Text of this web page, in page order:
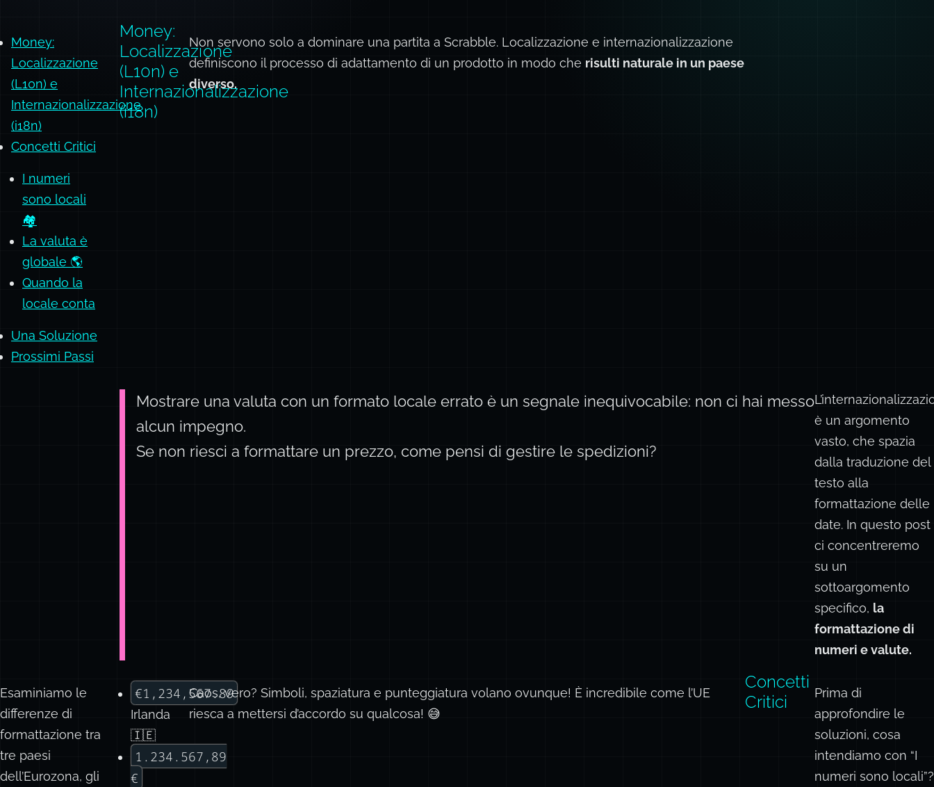
Money:
Localizzazione
(L10n) e
Internazionalizzazione
(i18n)
Concetti Critici
I numeri
sono locali
🏘️
La valuta è
globale 🌎
Quando la
locale conta
Una Soluzione
Prossimi Passi
Money:
Localizzazione
(L10n) e
Internazionalizzazione
(i18n)
Non servono solo a dominare una partita a Scrabble. Localizzazione e internazionalizzazione
definiscono il processo di adattamento di un prodotto in modo che risulti naturale in un paese
diverso.
Mostrare una valuta con un formato locale errato è un segnale inequivocabile: non ci hai messo
alcun impegno.
Se non riesci a formattare un prezzo, come pensi di gestire le spedizioni?
è un argomento
vasto, che spazia
dalla traduzione del
testo alla
formattazione delle
date. In questo post
ci concentreremo
su un
sottoargomento
specifico, la
formattazione di
numeri e valute.
Esaminiamo le
differenze di
formattazione tra
tre paesi
dell’Eurozona, gli
€1,234,567.89
Irlanda
🇮🇪
1.234.567,89
€
Caos, vero? Simboli, spaziatura e punteggiatura volano ovunque! È incredibile come l’UE
riesca a mettersi d’accordo su qualcosa! 😅
Concetti
Critici
Prima di
approfondire le
soluzioni, cosa
intendiamo con “I
numeri sono locali”?